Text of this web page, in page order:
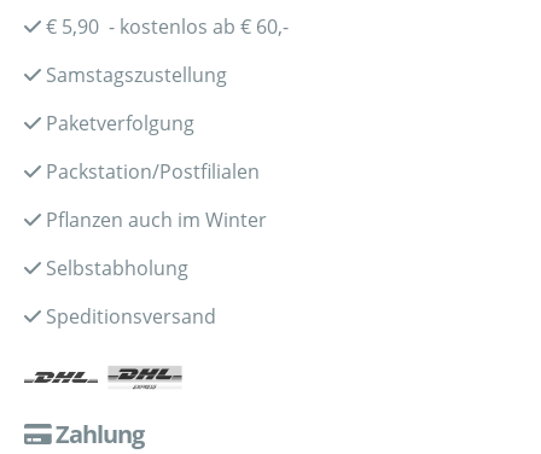
€ 5,90 - kostenlos ab € 60,-
Samstagszustellung
Paketverfolgung
Packstation/Postfilialen
Pflanzen auch im Winter
Selbstabholung
Speditionsversand
Zahlung